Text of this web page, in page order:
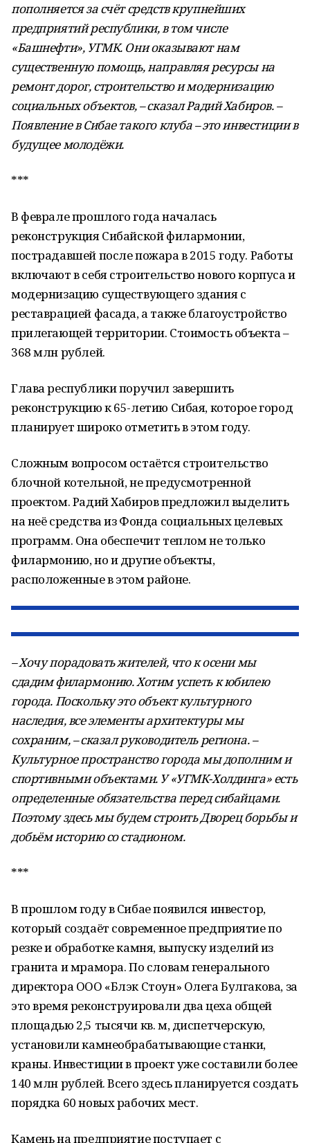
пополняется за счёт средств крупнейших
предприятий республики, в том числе
«Башнефти», УГМК. Они оказывают нам
существенную помощь, направляя ресурсы на
ремонт дорог, строительство и модернизацию
социальных объектов, – сказал Радий Хабиров. –
Появление в Сибае такого клуба – это инвестиции в
будущее молодёжи.
***
В феврале прошлого года началась
реконструкция Сибайской филармонии,
пострадавшей после пожара в 2015 году. Работы
включают в себя строительство нового корпуса и
модернизацию существующего здания с
реставрацией фасада, а также благоустройство
прилегающей территории. Стоимость объекта –
368 млн рублей.
Глава республики поручил завершить
реконструкцию к 65-летию Сибая, которое город
планирует широко отметить в этом году.
Сложным вопросом остаётся строительство
блочной котельной, не предусмотренной
проектом. Радий Хабиров предложил выделить
на неё средства из Фонда социальных целевых
программ. Она обеспечит теплом не только
филармонию, но и другие объекты,
расположенные в этом районе.
– Хочу порадовать жителей, что к осени мы
сдадим филармонию. Хотим успеть к юбилею
города. Поскольку это объект культурного
наследия, все элементы архитектуры мы
сохраним, – сказал руководитель региона. –
Культурное пространство города мы дополним и
спортивными объектами. У «УГМК-Холдинга» есть
определенные обязательства перед сибайцами.
Поэтому здесь мы будем строить Дворец борьбы и
добьём историю со стадионом.
***
В прошлом году в Сибае появился инвестор,
который создаёт современное предприятие по
резке и обработке камня, выпуску изделий из
гранита и мрамора. По словам генерального
директора ООО «Блэк Стоун» Олега Булгакова, за
это время реконструировали два цеха общей
площадью 2,5 тысячи кв. м, диспетчерскую,
установили камнеобрабатывающие станки,
краны. Инвестиции в проект уже составили более
140 млн рублей. Всего здесь планируется создать
порядка 60 новых рабочих мест.
Камень на предприятие поступает с